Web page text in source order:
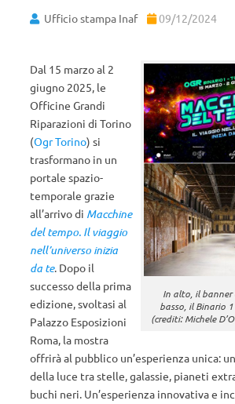
Ufficio stampa Inaf 09/12/2024
In alto, il banner
basso, il Binario
(crediti: Michele
Dal 15 marzo al 2
giugno 2025, le
Officine Grandi
Riparazioni di Torino
(Ogr Torino) si
trasformano in un
portale spazio-
temporale grazie
all’arrivo di Macchine
del tempo. Il viaggio
nell’universo inizia
da te. Dopo il
successo della prima
edizione, svoltasi al
Palazzo Esposizioni
Roma, la mostra
offrirà al pubblico un’esperienza unica:
della luce tra stelle, galassie, pianeti
buchi neri. Un’esperienza innovativa e